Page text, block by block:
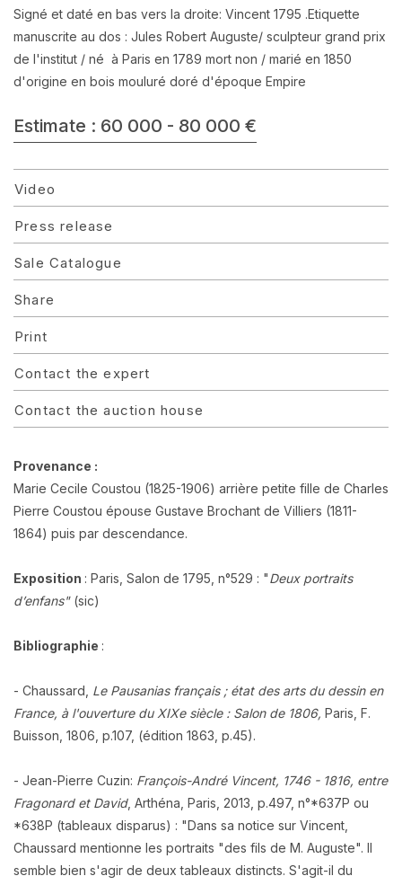
Signé et daté en bas vers la droite: Vincent 1795 .Etiquette
manuscrite au dos : Jules Robert Auguste/ sculpteur grand prix
de l'institut / né à Paris en 1789 mort non / marié en 1850
d'origine en bois mouluré doré d'époque Empire
Estimate : 60 000 - 80 000 €
Video
Press release
Sale Catalogue
Share
Print
Contact the expert
Contact the auction house
Provenance :
Marie Cecile Coustou (1825-1906) arrière petite fille de Charles
Pierre Coustou épouse Gustave Brochant de Villiers (1811-
1864) puis par descendance.
Exposition : Paris, Salon de 1795, n°529 : "Deux portraits
d’enfans"(sic)
Bibliographie :
- Chaussard, Le Pausanias français ; état des arts du dessin en
France, à l'ouverture du XIXe siècle : Salon de 1806, Paris, F.
Buisson, 1806, p.107, (édition 1863, p.45).
- Jean-Pierre Cuzin: François-André Vincent, 1746 - 1816, entre
Fragonard et David, Arthéna, Paris, 2013, p.497, n°*637P ou
*638P (tableaux disparus) : "Dans sa notice sur Vincent,
Chaussard mentionne les portraits "des fils de M. Auguste". Il
semble bien s'agir de deux tableaux distincts. S'agit-il du